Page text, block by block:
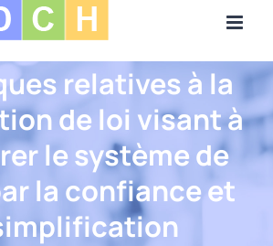
relatives à la
de loi visant à
le système de
la confiance et